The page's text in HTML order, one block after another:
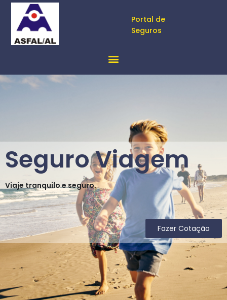
Portal de
Seguros
Seguro Viagem
Viaje tranquilo e seguro.
Fazer Cotação